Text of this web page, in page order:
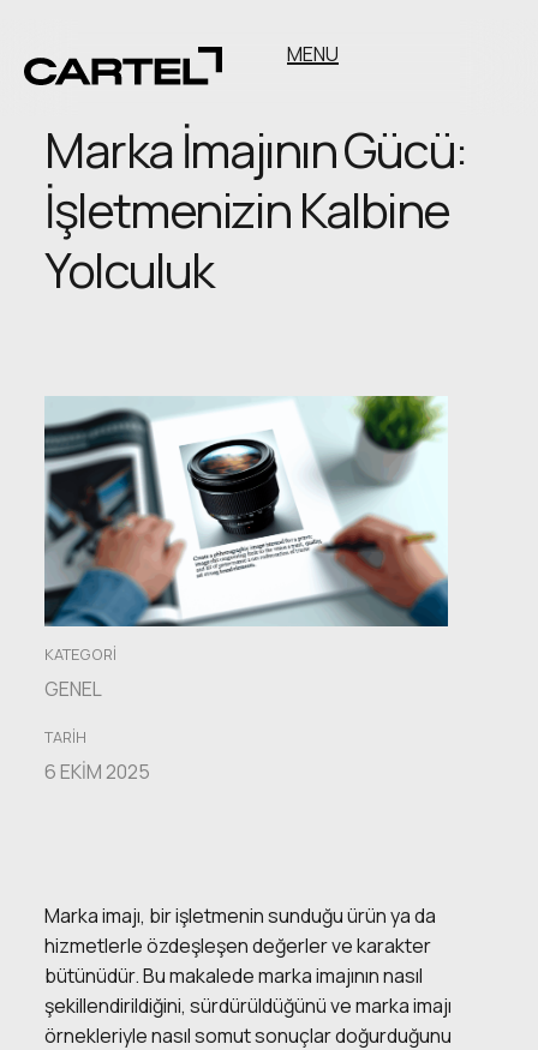
MENU
Marka İmajının Gücü:
İşletmenizin Kalbine
Yolculuk
Markaİmajının
Gücü:İşletmenizin
Kalbine Yolculuk
KATEGORI
GENEL
TARIH
6 EKIM 2025
Marka imajı, bir işletmenin sunduğu ürün ya da
hizmetlerle özdeşleşen değerler ve karakter
bütünüdür. Bu makalede marka imajının nasıl
şekillendirildiğini, sürdürüldüğünü ve marka imajı
örnekleriyle nasıl somut sonuçlar doğurduğunu